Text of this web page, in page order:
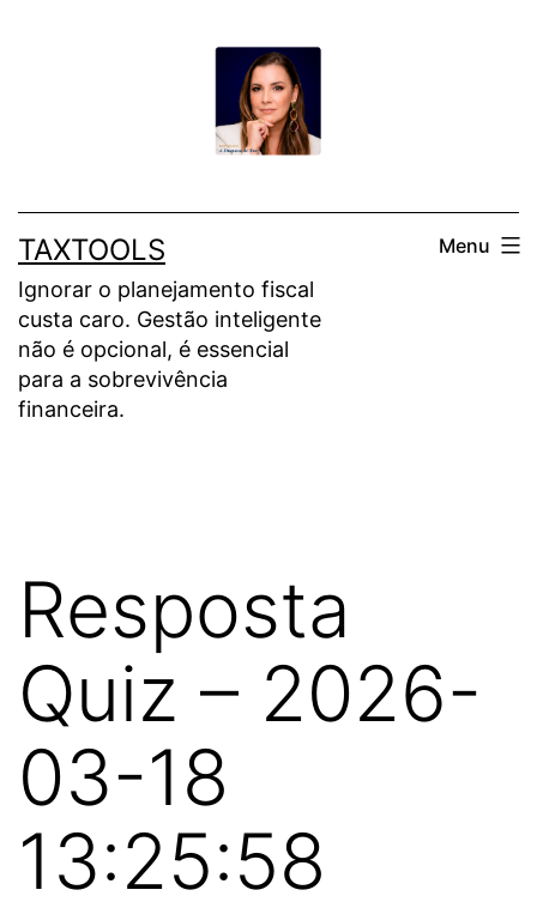
TAXTOOLS
Ignorar o planejamento fiscal
custa caro. Gestão inteligente
não é opcional, é essencial
para a sobrevivência
financeira.
Menu
Resposta
Quiz – 2026-
03-18
13:25:58